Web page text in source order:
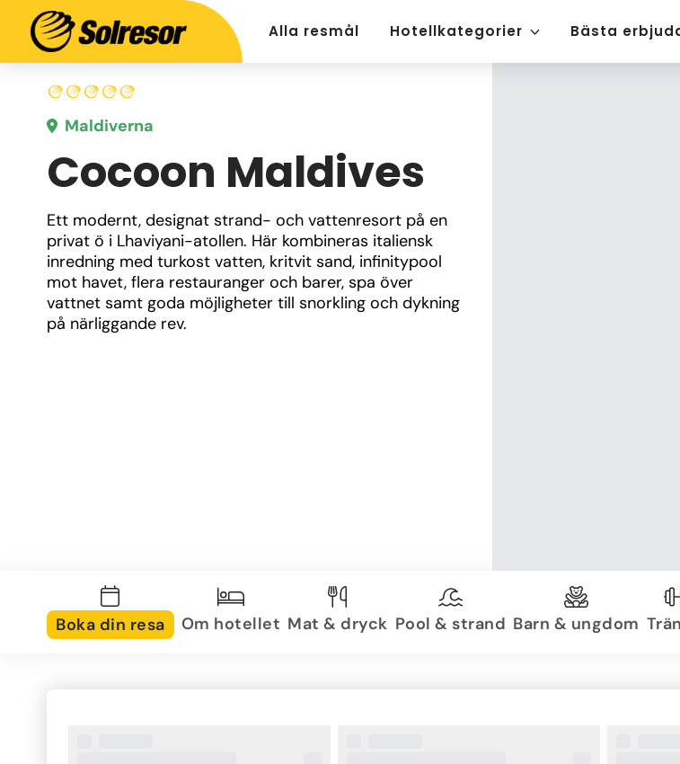
Alla resmål Hotellkategorier Bästa
Maldiverna
Cocoon Maldives
Ett modernt, designat strand- och vattenresort på en
privat ö i Lhaviyani-atollen. Här kombineras italiensk
inredning med turkost vatten, kritvit sand, infinitypool
mot havet, flera restauranger och barer, spa över
vattnet samt goda möjligheter till snorkling och dykning
på närliggande rev.
Boka din resa Om hotellet Mat & dryck Pool & strand Barn & ungdom